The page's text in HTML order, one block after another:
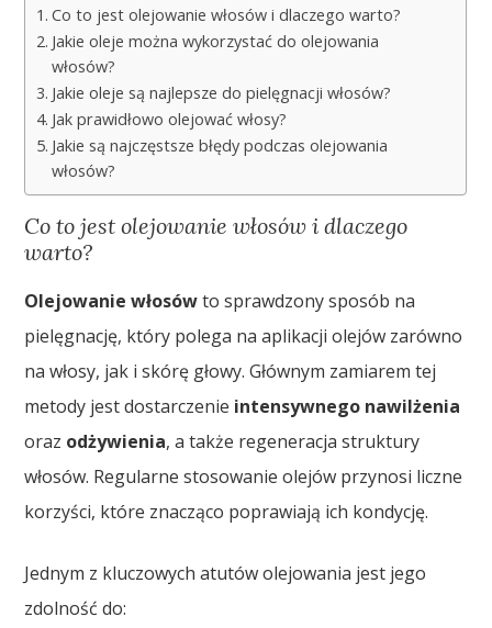
Co to jest olejowanie włosów i dlaczego warto?
Jakie oleje można wykorzystać do olejowania
włosów?
Jakie oleje są najlepsze do pielęgnacji włosów?
Jak prawidłowo olejować włosy?
Jakie są najczęstsze błędy podczas olejowania
włosów?
Co to jest olejowanie włosów i dlaczego
warto?
Olejowanie włosówto sprawdzony sposób na
pielęgnację, który polega na aplikacji olejów zarówno
na włosy, jak i skórę głowy. Głównym zamiarem tej
metody jest dostarczenie intensywnego nawilżenia
oraz odżywienia, a także regeneracja struktury
włosów. Regularne stosowanie olejów przynosi liczne
korzyści, które znacząco poprawiają ich kondycję.
Jednym z kluczowych atutów olejowania jest jego
zdolność do: